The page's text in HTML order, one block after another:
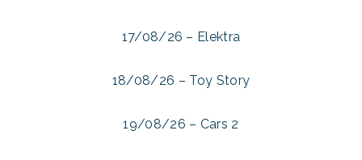
17/08/26 – Elektra
18/08/26 – Toy Story
19/08/26 – Cars 2